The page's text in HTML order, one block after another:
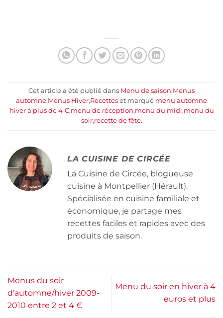
Cet article a été publié dans Menu de saison,Menus
automne,Menus Hiver,Recettes et marqué menu automne
hiver à plus de 4 €,menu de réception,menu du midi,menu du
soir,recette de fête.
LA CUISINE DE CIRCÉE
La Cuisine de Circée, blogueuse
cuisine à Montpellier (Hérault).
Spécialisée en cuisine familiale et
économique, je partage mes
recettes faciles et rapides avec des
produits de saison.
Menus du soir
d’automne/hiver 2009-
2010 entre 2 et 4 €
Menu du soir en hiver à 4
euros et plus